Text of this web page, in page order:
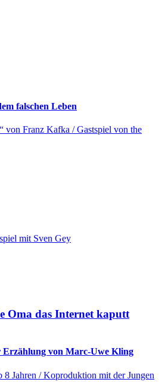
falschen Leben
von Franz Kafka / Gastspiel von the
mit Sven Gey
Oma das Internet kaputt
Erzählung von Marc-Uwe Kling
8 Jahren / Koproduktion mit der Jungen